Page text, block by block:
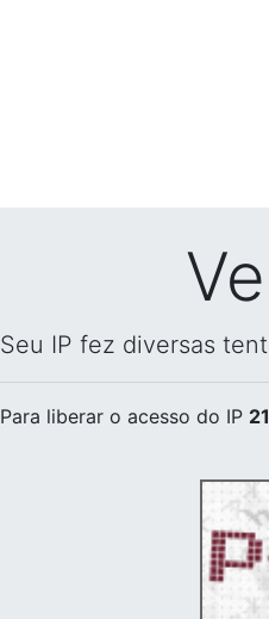
Seu IP fez diversas
Para liberar o acesso do IP